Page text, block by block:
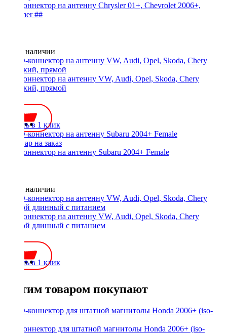
ISO-коннектор на антенну Chrysler 01+, Chevrolet 2006+,
Hummer ##
Нет в наличии
ISO-коннектор на антенну VW, Audi, Opel, Skoda, Chery
короткий, прямой
Купить в 1 клик
ISO-коннектор на антенну Subaru 2004+ Female
Нет в наличии
ISO-коннектор на антенну VW, Audi, Opel, Skoda, Chery
прямой длинный с питанием
Купить в 1 клик
С этим товаром покупают
ISO-коннектор для штатной магнитолы Honda 2006+ (iso-